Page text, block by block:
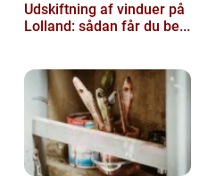
Udskiftning af vinduer på
Lolland: sådan får du be...